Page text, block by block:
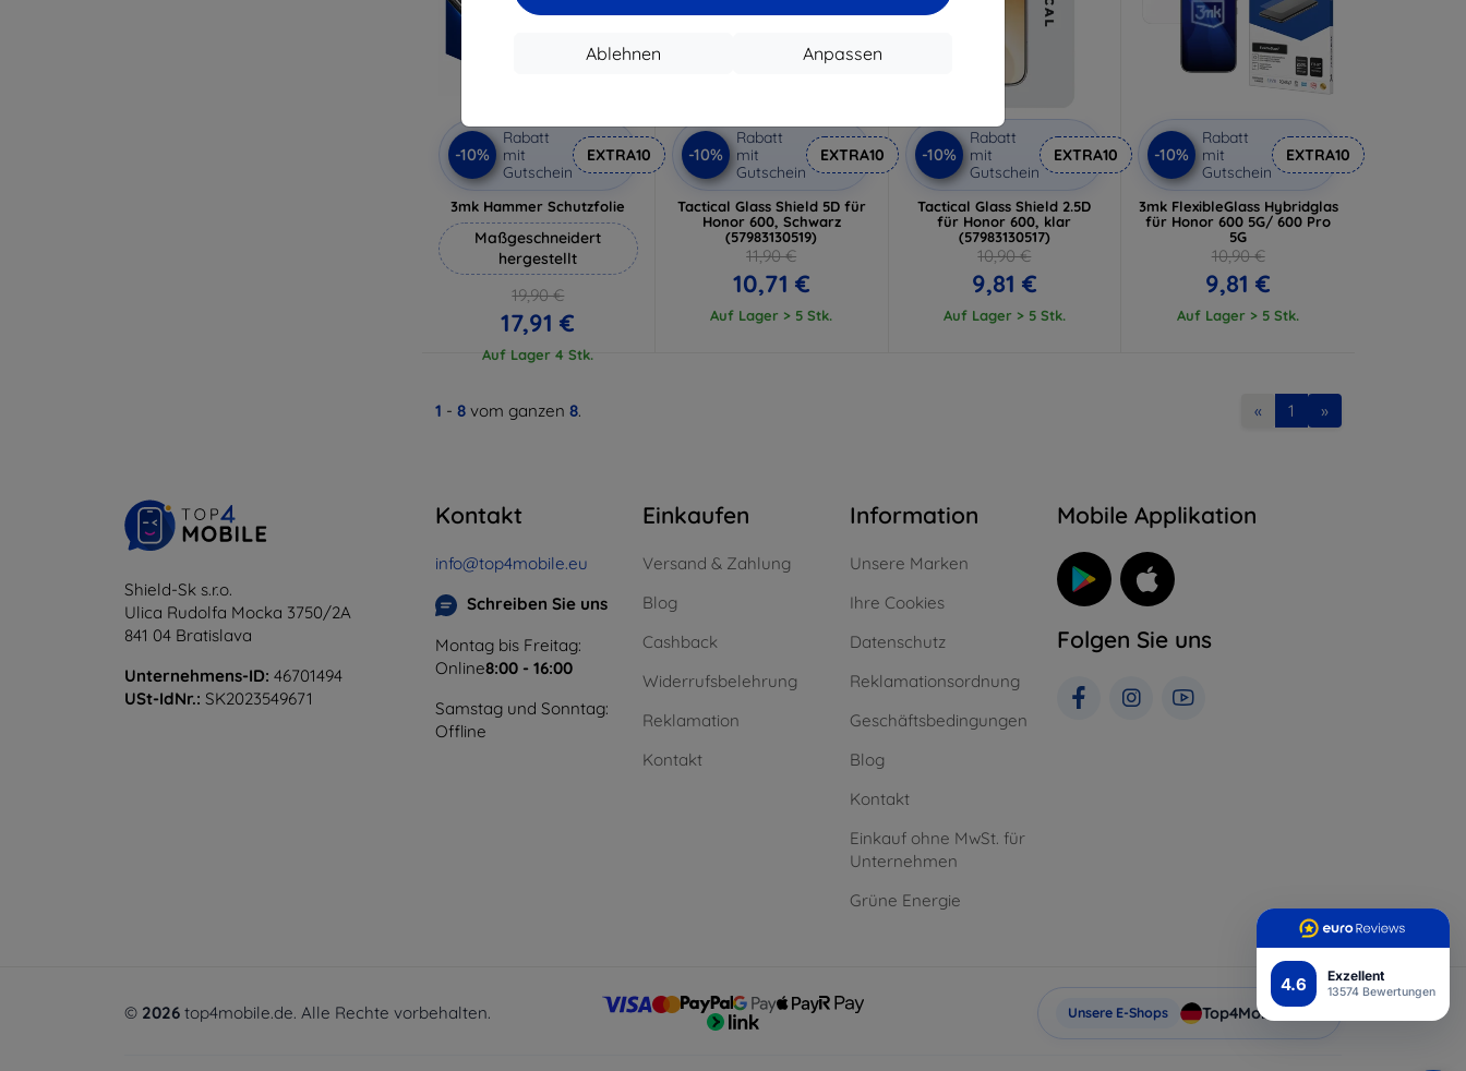
4.6 Exzellent
13574 Bewertungen
Anpassen
Ablehnen
-10%
Rabatt
mit
Gutschein
EXTRA10
3mk Hammer Schutzfolie
Maßgeschneidert
hergestellt
19,90 €
17,91 €
Auf Lager 4 Stk.
-10%
Rabatt
mit
Gutschein
EXTRA10
Tactical Glass Shield 5D für
Honor 600, Schwarz
(57983130519)
11,90 €
10,71 €
Auf Lager > 5 Stk.
-10%
Rabatt
mit
Gutschein
EXTRA10
Tactical Glass Shield 2.5D
für Honor 600, klar
(57983130517)
10,90 €
9,81 €
Auf Lager > 5 Stk.
-10%
Rabatt
mit
Gutschein
EXTRA10
3mk FlexibleGlass Hybridglas
für Honor 600 5G/ 600 Pro
5G
10,90 €
9,81 €
Auf Lager > 5 Stk.
1 - 8 vom ganzen 8. « 1 »
Shield-Sk s.r.o.
Ulica Rudolfa Mocka 3750/2A
841 04 Bratislava
Unternehmens-ID: 46701494
USt-IdNr.: SK2023549671
Kontakt
info@top4mobile.eu
Schreiben Sie uns
Montag bis Freitag:
Online8:00 - 16:00
Samstag und Sonntag:
Offline
Einkaufen
Versand & Zahlung
Blog
Cashback
Widerrufsbelehrung
Reklamation
Kontakt
Information
Unsere Marken
Ihre Cookies
Datenschutz
Reklamationsordnung
Geschäftsbedingungen
Blog
Kontakt
Einkauf ohne MwSt. für
Unternehmen
Grüne Energie
Mobile Applikation
Folgen Sie uns
© 2026 top4mobile.de. Alle Rechte vorbehalten. Unsere E-Shops Top4Mobile.de